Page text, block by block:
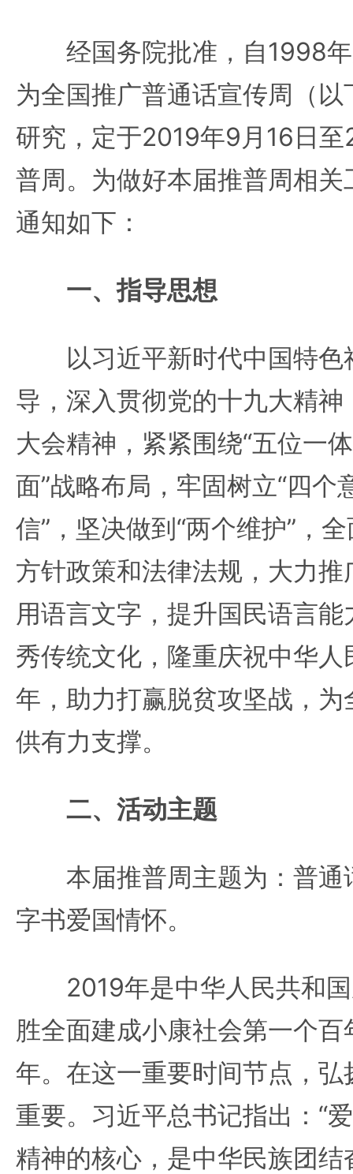
经国务院批准，自1998年
为全国推广普通话宣传周（
研究，定于2019年9月16日
普周。为做好本届推普周相
通知如下：
一、指导思想
以习近平新时代中国特色
导，深入贯彻党的十九大精
大会精神，紧紧围绕“五位一
面”战略布局，牢固树立“四个
信”，坚决做到“两个维护”，
方针政策和法律法规，大力
用语言文字，提升国民语言
秀传统文化，隆重庆祝中华
年，助力打赢脱贫攻坚战，
供有力支撑。
二、活动主题
本届推普周主题为：普通
字书爱国情怀。
2019年是中华人民共和国
胜全面建成小康社会第一个
年。在这一重要时间节点，
重要。习近平总书记指出：“
精神的核心，是中华民族团